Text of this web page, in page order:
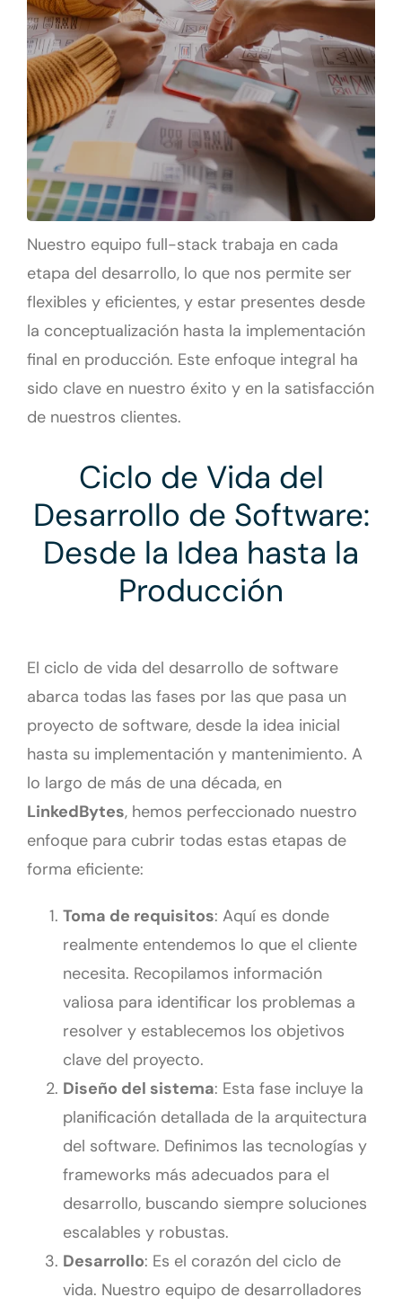
Nuestro equipo full-stack trabaja en cada
etapa del desarrollo, lo que nos permite ser
flexibles y eficientes, y estar presentes desde
la conceptualización hasta la implementación
final en producción. Este enfoque integral ha
sido clave en nuestro éxito y en la satisfacción
de nuestros clientes.
Ciclo de Vida del
Desarrollo de Software:
Desde la Idea hasta la
Producción
El ciclo de vida del desarrollo de software
abarca todas las fases por las que pasa un
proyecto de software, desde la idea inicial
hasta su implementación y mantenimiento. A
lo largo de más de una década, en
LinkedBytes, hemos perfeccionado nuestro
enfoque para cubrir todas estas etapas de
forma eficiente:
Toma de requisitos: Aquí es donde
realmente entendemos lo que el cliente
necesita. Recopilamos información
valiosa para identificar los problemas a
resolver y establecemos los objetivos
clave del proyecto.
Diseño del sistema: Esta fase incluye la
planificación detallada de la arquitectura
del software. Definimos las tecnologías y
frameworks más adecuados para el
desarrollo, buscando siempre soluciones
escalables y robustas.
Desarrollo: Es el corazón del ciclo de
vida. Nuestro equipo de desarrolladores